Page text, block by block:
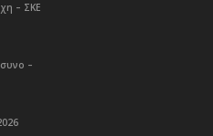
– ΣΚΕ
–